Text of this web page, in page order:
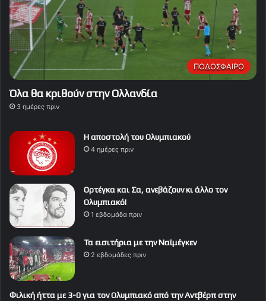
ΠΟΔΟΣΦΑΙΡΟ
Όλα θα κριθούν στην Ολλανδία
3 ημέρες πριν
Η αποστολή του Ολυμπιακού
4 ημέρες πριν
Ορτέγκα και Σα, ανεβάζουν κι άλλο τον
Ολυμπιακό!
1 εβδομάδα πριν
Τα εισιτήρια με την Ναϊμέγκεν
2 εβδομάδες πριν
Φιλική ήττα με 3-0 για τον Ολυμπιακό από την Αντβέρπ στην